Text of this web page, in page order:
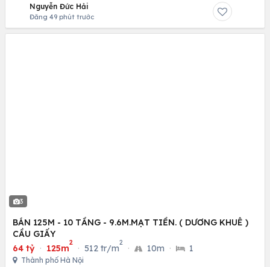
Nguyễn Đức Hải
Đăng 49 phút trước
3
BÁN 125M - 10 TẦNG - 9.6M.MẠT TIỀN. ( DƯƠNG KHUÊ )
CẦU GIẤY
64 tỷ · 125m
2
· 512 tr/m
2
· 10m · 1
Thành phố Hà Nội